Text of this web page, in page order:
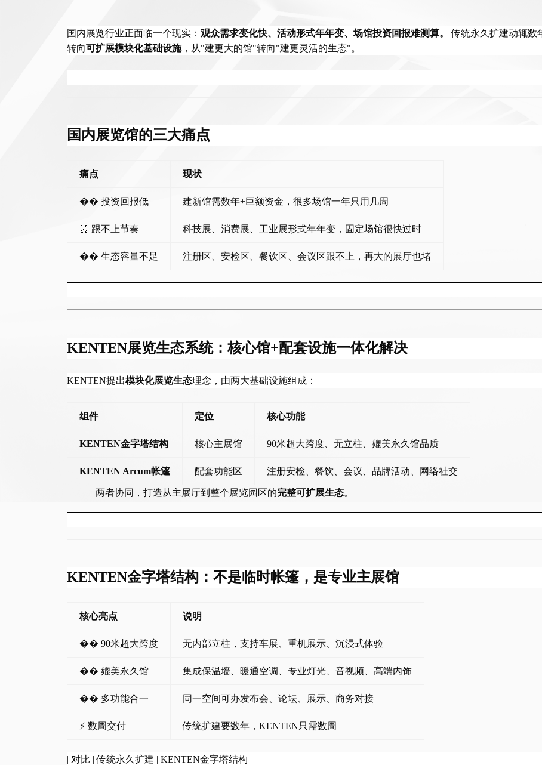
国内展览行业正面临一个现实： 观众需求变化快、活动形式年年变、场馆投资回报难测算。
传统永久扩建动辄数
转向可扩展模块化基础设施，从"建更大的馆"转向"建更灵活的生态"。
国内展览馆的三大痛点
痛点 现状
�� 投资回报低 建新馆需数年+巨额资金，很多场馆一年只用几周
⏰ 跟不上节奏 科技展、消费展、工业展形式年年变，固定场馆很快过时
�� 生态容量不足 注册区、安检区、餐饮区、会议区跟不上，再大的展厅也堵
KENTEN展览生态系统：核心馆+配套设施一体化解决
KENTEN提出模块化展览生态理念，由两大基础设施组成：
组件 定位 核心功能
KENTEN金字塔结构 核心主展馆 90米超大跨度、无立柱、媲美永久馆品质
KENTEN Arcum帐篷 配套功能区 注册安检、餐饮、会议、品牌活动、网络社交
两者协同，打造从主展厅到整个展览园区的完整可扩展生态。
KENTEN金字塔结构：不是临时帐篷，是专业主展馆
核心亮点 说明
�� ️ 90米超大跨度 无内部立柱，支持车展、重机展示、沉浸式体验
�� 媲美永久馆 集成保温墙、暖通空调、专业灯光、音视频、高端内饰
�� 多功能合一 同一空间可办发布会、论坛、展示、商务对接
⚡ 数周交付 传统扩建要数年， KENTEN只需数周
| 对比 | 传统永久扩建 | KENTEN金字塔结构 |